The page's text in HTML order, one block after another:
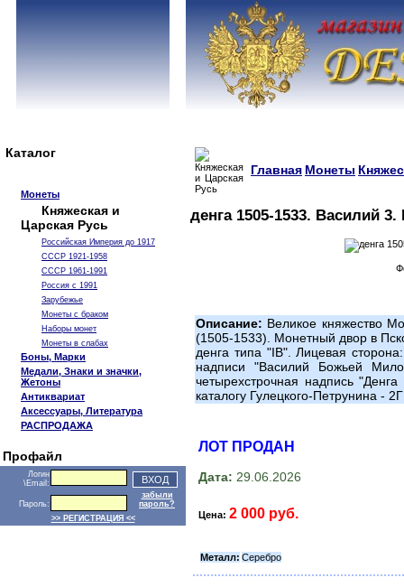
Каталог
Монеты
Княжеская и
Царская Русь
Российская Империя до 1917
СССР 1921-1958
СССР 1961-1991
Россия с 1991
Зарубежье
Монеты с браком
Наборы монет
Монеты в слабах
Боны, Марки
Медали, Знаки и значки,
Жетоны
Антиквариат
Аксессуары, Литература
РАСПРОДАЖА
Профайл
Логин
\Email:
Пароль:
забыли
пароль?
>> РЕГИСТРАЦИЯ <<
Главная Монеты
денга 1505-1533. Василий
Описание: Великое княжество
(1505-1533). Монетный двор в
денга типа "IB". Лицевая
надписи "Василий Божьей
четырехстрочная надпись
каталогу Гулецкого-Петрунина -
ЛОТ ПРОДАН
Дата: 29.06.2026
Цена: 2 000 руб.
Металл: Серебро